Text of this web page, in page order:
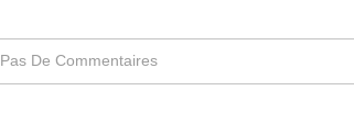
Pas De Commentaires